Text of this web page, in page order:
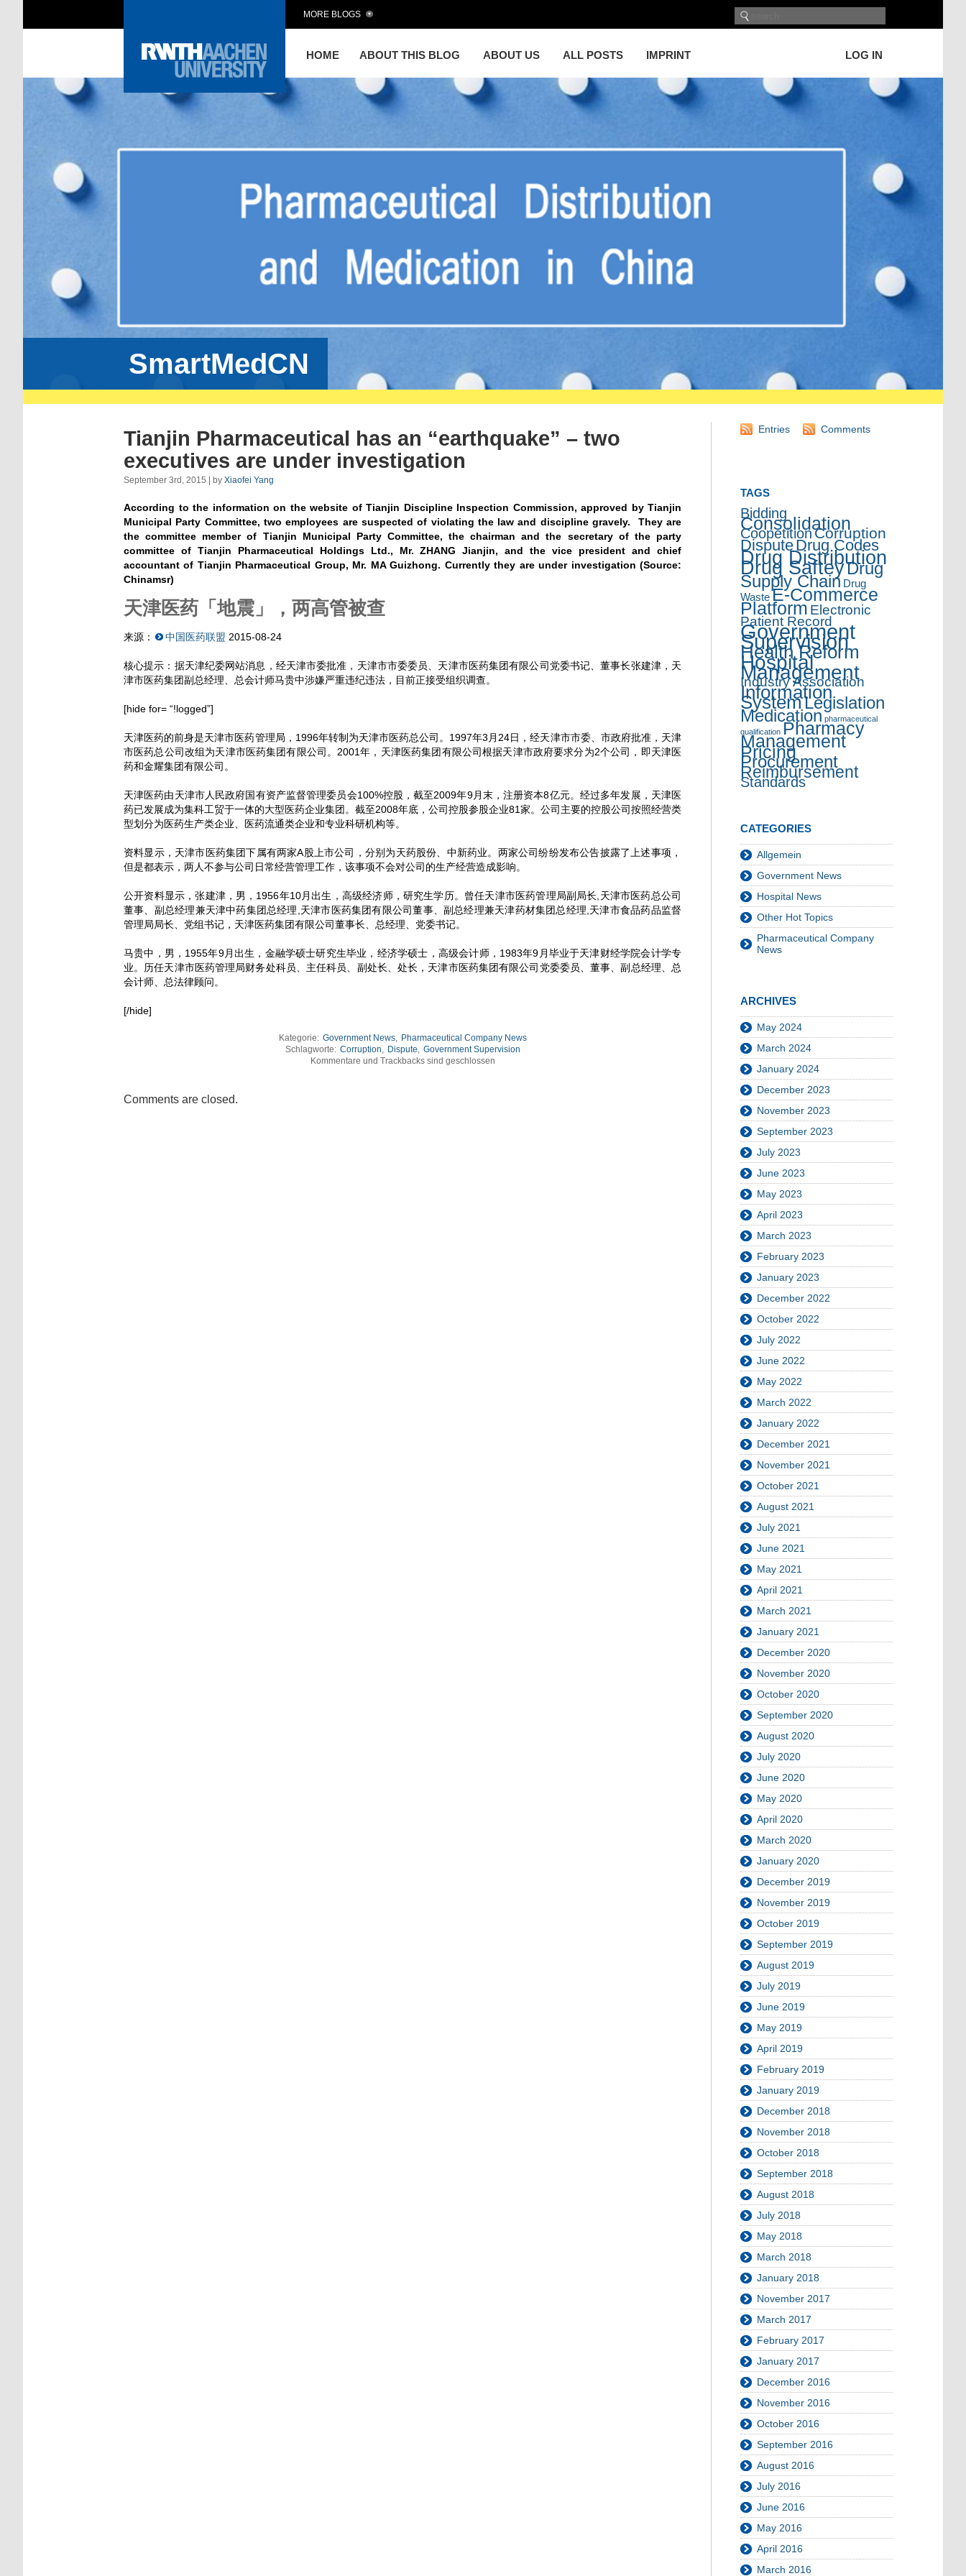
HOME ABOUT THIS BLOG ABOUT US ALL POSTS IMPRINT LOG IN
MORE BLOGS
SmartMedCN
Tianjin Pharmaceutical has an “earthquake” – two
executives are under investigation
September 3rd, 2015 | by Xiaofei Yang
According to the information on the website of Tianjin Discipline Inspection Commission, approved by Tianjin
Municipal Party Committee, two employees are suspected of violating the law and discipline gravely. They are
the committee member of Tianjin Municipal Party Committee, the chairman and the secretary of the party
committee of Tianjin Pharmaceutical Holdings Ltd., Mr. ZHANG Jianjin, and the vice president and chief
accountant of Tianjin Pharmaceutical Group, Mr. MA Guizhong. Currently they are under investigation (Source:
Chinamsr)
天津医药「地震」，两高管被查
来源： 中国医药联盟 2015-08-24
核心提示：据天津纪委网站消息，经天津市委批准，天津市市委委员、天津市医药集团有限公司党委书记、董事长张建津，天
津市医药集团副总经理、总会计师马贵中涉嫌严重违纪违法，目前正接受组织调查。
[hide for= “!logged”]
天津医药的前身是天津市医药管理局，1996年转制为天津市医药总公司。1997年3月24日，经天津市市委、市政府批准，天津
市医药总公司改组为天津市医药集团有限公司。2001年，天津医药集团有限公司根据天津市政府要求分为2个公司，即天津医
药和金耀集团有限公司。
天津医药由天津市人民政府国有资产监督管理委员会100%控股，截至2009年9月末，注册资本8亿元。经过多年发展，天津医
药已发展成为集科工贸于一体的大型医药企业集团。截至2008年底，公司控股参股企业81家。公司主要的控股公司按照经营类
型划分为医药生产类企业、医药流通类企业和专业科研机构等。
资料显示，天津市医药集团下属有两家A股上市公司，分别为天药股份、中新药业。两家公司纷纷发布公告披露了上述事项，
但是都表示，两人不参与公司日常经营管理工作，该事项不会对公司的生产经营造成影响。
公开资料显示，张建津，男，1956年10月出生，高级经济师，研究生学历。曾任天津市医药管理局副局长,天津市医药总公司
董事、副总经理兼天津中药集团总经理,天津市医药集团有限公司董事、副总经理兼天津药材集团总经理,天津市食品药品监督
管理局局长、党组书记，天津医药集团有限公司董事长、总经理、党委书记。
马贵中，男，1955年9月出生，金融学硕士研究生毕业，经济学硕士，高级会计师，1983年9月毕业于天津财经学院会计学专
业。历任天津市医药管理局财务处科员、主任科员、副处长、处长，天津市医药集团有限公司党委委员、董事、副总经理、总
会计师、总法律顾问。
[/hide]
Kategorie: Government News, Pharmaceutical Company News
Schlagworte: Corruption, Dispute, Government Supervision
Kommentare und Trackbacks sind geschlossen
Comments are closed.
Entries Comments
TAGS
Bidding
Consolidation
CoopetitionCorruption
DisputeDrug Codes
Drug Distribution
Drug SafteyDrug
Supply Chain Drug
WasteE-Commerce
Platform Electronic
Patient Record
Government
Supervision
Health Reform
Hospital
Management
Industry Association
Information
SystemLegislation
Medication pharmaceutical
qualification Pharmacy
Management
Pricing
Procurement
Reimbursement
Standards
CATEGORIES
Allgemein
Government News
Hospital News
Other Hot Topics
Pharmaceutical Company
News
ARCHIVES
May 2024
March 2024
January 2024
December 2023
November 2023
September 2023
July 2023
June 2023
May 2023
April 2023
March 2023
February 2023
January 2023
December 2022
October 2022
July 2022
June 2022
May 2022
March 2022
January 2022
December 2021
November 2021
October 2021
August 2021
July 2021
June 2021
May 2021
April 2021
March 2021
January 2021
December 2020
November 2020
October 2020
September 2020
August 2020
July 2020
June 2020
May 2020
April 2020
March 2020
January 2020
December 2019
November 2019
October 2019
September 2019
August 2019
July 2019
June 2019
May 2019
April 2019
February 2019
January 2019
December 2018
November 2018
October 2018
September 2018
August 2018
July 2018
May 2018
March 2018
January 2018
November 2017
March 2017
February 2017
January 2017
December 2016
November 2016
October 2016
September 2016
August 2016
July 2016
June 2016
May 2016
April 2016
March 2016